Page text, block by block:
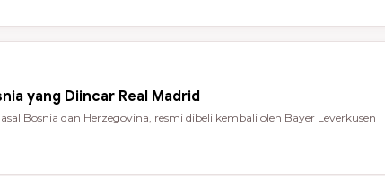
yang Diincar Real Madrid
Bosnia dan Herzegovina, resmi dibeli kembali oleh Bayer Leverkusen